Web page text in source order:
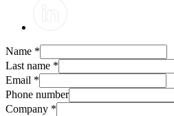
Name *
Last name *
Email *
Phone number
Company *